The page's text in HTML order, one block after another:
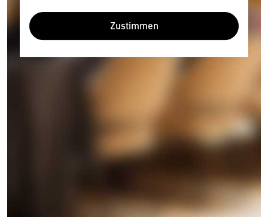
Zustimmen
Wir benötigen Ihre Zustimmung
Inhalt anzeigen. Dafür benötigen wir allerdings
Ihre Zustimmung, da Ihr Browser